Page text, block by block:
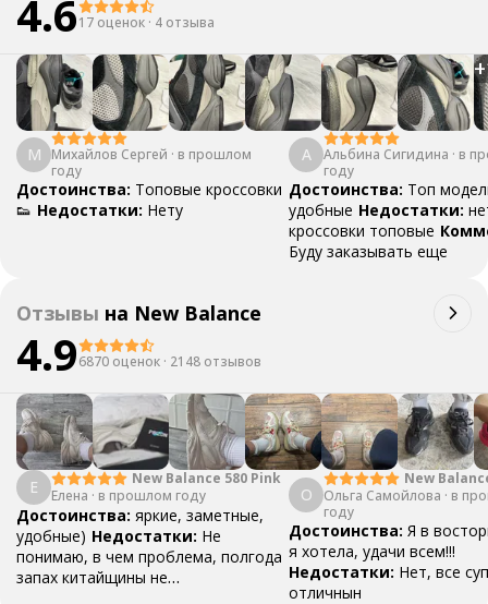
4.617 оценок · 4 отзыва
+
М Михайлов Сергей · в прошлом
году
Достоинства: Топовые кроссовки
👟 Недостатки: Нету
А Альбина Сигидина · в
году
Достоинства: Топ
удобные Недостатки:
кроссовки топовые
Буду заказывать еще
Отзывы на New Balance
4.96870 оценок · 2148 отзывов
Е
New Balance 580 Pink
Елена · в прошлом году
Достоинства: яркие, заметные,
удобные) Недостатки: Не
понимаю, в чем проблема, полгода
запах китайщины не
О
New
Ольга Самойлова · в
году
Достоинства: Я в
я хотела, удачи всем!!!
Недостатки: Нет, все
отличнын